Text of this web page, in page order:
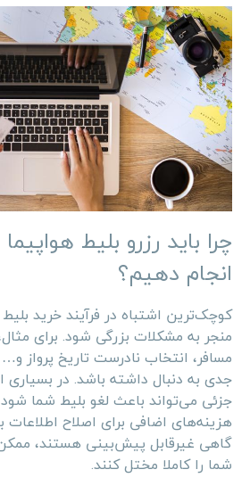
چرا باید رزرو بلیط
انجام دهیم؟
کوچک‌ترین اشتباه در فرآیند خرید
منجر به مشکلات بزرگی شود. برای
مسافر، انتخاب نادرست تاریخ پرواز
جدی به دنبال داشته باشد. در بسیاری
جزئی می‌تواند باعث لغو بلیط شما شود
هزینه‌های اضافی برای اصلاح
گاهی غیرقابل پیش‌بینی هستند،
شما را کاملا مختل کنند.